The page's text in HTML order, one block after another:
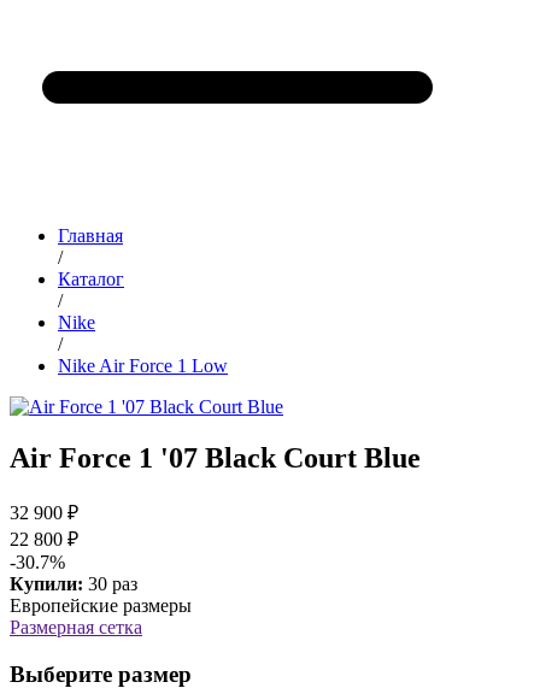
Главная
/
Каталог
/
Nike
/
Nike Air Force 1 Low
Air Force 1 '07 Black Court Blue
32 900 ₽
22 800 ₽
-30.7%
Купили: 30 раз
Европейские размеры
Размерная сетка
Выберите размер